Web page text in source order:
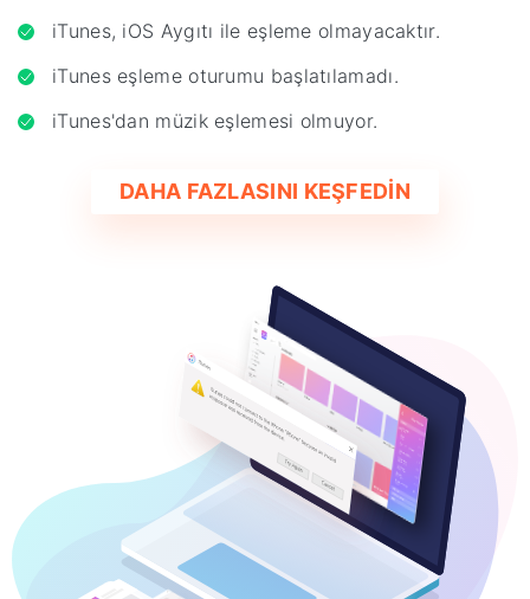
iTunes, iOS Aygıtı ile eşleme olmayacaktır.
iTunes eşleme oturumu başlatılamadı.
iTunes'dan müzik eşlemesi olmuyor.
DAHA FAZLASINI KEŞFEDİN